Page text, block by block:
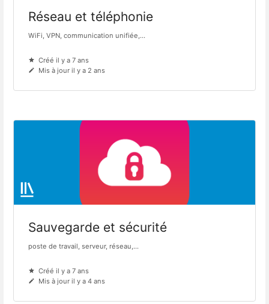
Réseau et téléphonie
WiFi, VPN, communication unifiée,...
Créé il y a 7 ans
Mis à jour il y a 2 ans
Sauvegarde et sécurité
poste de travail, serveur, réseau,...
Créé il y a 7 ans
Mis à jour il y a 4 ans